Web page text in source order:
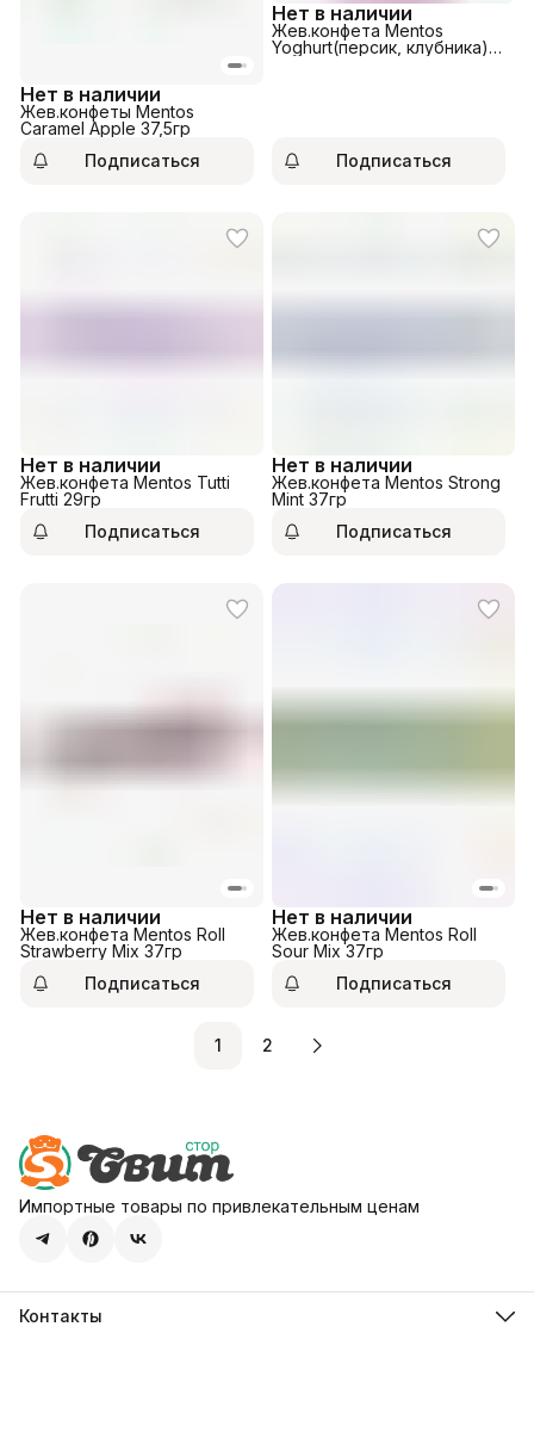
Нет в наличии
Жев.конфеты Mentos
Caramel Apple 37,5гр
Подписаться
Нет в наличии
Жев.конфета Mentos
Yoghurt(персик, клубника)
Подписаться
Нет в наличии
Жев.конфета Mentos Tutti
Frutti 29гр
Подписаться
Нет в наличии
Жев.конфета Mentos Strong
Mint 37гр
Подписаться
Нет в наличии
Жев.конфета Mentos Roll
Strawberry Mix 37гр
Подписаться
Нет в наличии
Жев.конфета Mentos Roll
Sour Mix 37гр
Подписаться
1 2
Импортные товары по привлекательным ценам
Контакты